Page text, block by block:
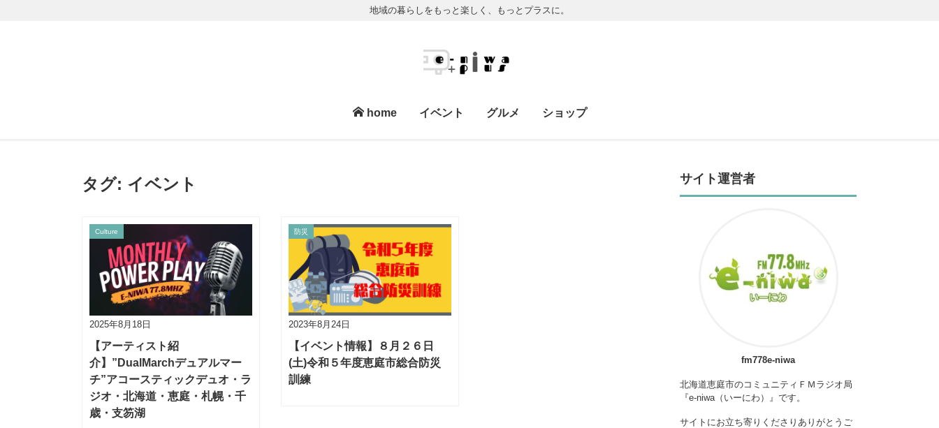
地域の暮らしをもっと楽しく、もっとプラスに。
home イベント グルメ ショップ
タグ: イベント
2025年8月18日
Culture
【アーティスト紹
介】”DualMarchデュアルマー
チ”アコースティックデュオ・ラ
ジオ・北海道・恵庭・札幌・千
歳・支笏湖
2023年8月24日
防災
【イベント情報】８月２６日
(土)令和５年度恵庭市総合防災
訓練
サイト運営者
fm778e-niwa
北海道恵庭市のコミュニティＦＭラジオ局
『e-niwa（いーにわ）』です。
サイトにお立ち寄りくださりありがとうご